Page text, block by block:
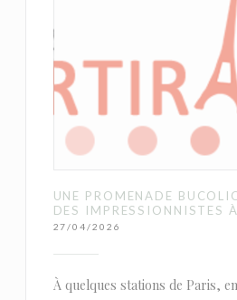
UNE PROMENADE
DES IMPRESSIONNISTES
27/04/2026
À quelques stations de Paris,